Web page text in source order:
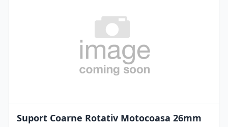
Suport Coarne Rotativ Motocoasa 26mm